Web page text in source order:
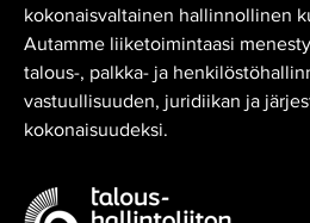
kokonaisvaltainen hallinnollinen
Autamme liiketoimintaasi
talous-, palkka- ja
vastuullisuuden, juridiikan ja
kokonaisuudeksi.